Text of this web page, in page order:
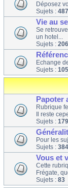
Déposez
Sujets : 487
Vie au
Se
un hotel...
Sujets : 206
Echange
Sujets : 105
Papoter
Rubrique
Il reste
Sujets : 179
Pour les
Sujets : 384
Vous et
Cette
Frégate,
Sujets : 83